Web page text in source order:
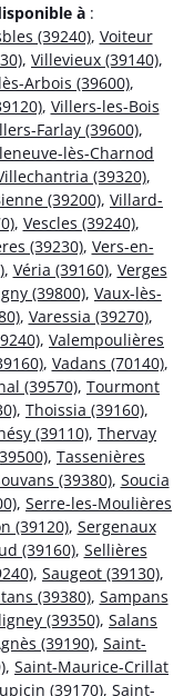
à :
(39240), Voiteur
, Villevieux (39140),
Arbois (39600),
, Villers-les-Bois
Farlay (39600),
lès-Charnod
(39320),
(39200), Villard-
, Vescles (39240),
(39230), Vers-en-
, Véria (39160), Verges
(39800), Vaux-lès-
, Varessia (39270),
, Valempoulières
, Vadans (70140),
(39570), Tourmont
, Thoissia (39160),
(39110), Thervay
, Tassenières
(39380), Soucia
, Serre-les-Moulières
(39120), Sergenaux
(39160), Sellières
, Saugeot (39130),
(39380), Sampans
(39350), Salans
(39190), Saint-
, Saint-Maurice-Crillat
(39170), Saint-